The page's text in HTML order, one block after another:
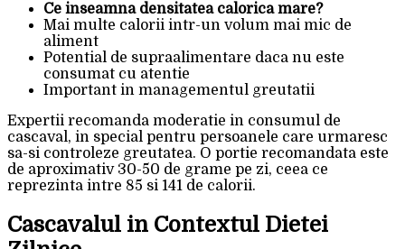
Ce inseamna densitatea calorica mare?
Mai multe calorii intr-un volum mai mic de
aliment
Potential de supraalimentare daca nu este
consumat cu atentie
Important in managementul greutatii
Expertii recomanda moderatie in consumul de
cascaval, in special pentru persoanele care urmaresc
sa-si controleze greutatea. O portie recomandata este
de aproximativ 30-50 de grame pe zi, ceea ce
reprezinta intre 85 si 141 de calorii.
Cascavalul in Contextul Dietei